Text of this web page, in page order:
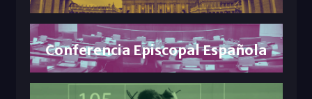
Conferencia Episcopal Española